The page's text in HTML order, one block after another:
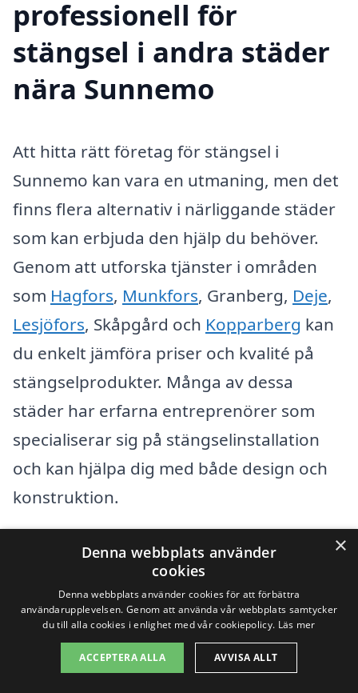
professionell för
stängsel i andra städer
nära Sunnemo
Att hitta rätt företag för stängsel i
Sunnemo kan vara en utmaning, men det
finns flera alternativ i närliggande städer
som kan erbjuda den hjälp du behöver.
Genom att utforska tjänster i områden
som Hagfors, Munkfors, Granberg, Deje,
Lesjöfors, Skåpgård och Kopparberg kan
du enkelt jämföra priser och kvalité på
stängselprodukter. Många av dessa
städer har erfarna entreprenörer som
specialiserar sig på stängselinstallation
och kan hjälpa dig med både design och
konstruktion.
När du letar efter stängsel i Sunnemo,
överväg följande punkter för att
säkerställa att du väljer ett bra företag:
Erfarenhet: Välj en entreprenör med
×
Denna webbplats använder
cookies
Denna webbplats använder cookies för att förbättra
användarupplevelsen. Genom att använda vår webbplats samtycker
du till alla cookies i enlighet med vår cookiepolicy. Läs mer
ACCEPTERA ALLA AVVISA ALLT